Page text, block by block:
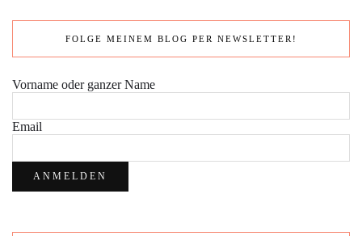
FOLGE MEINEM BLOG PER NEWSLETTER!
Vorname oder ganzer Name
Email